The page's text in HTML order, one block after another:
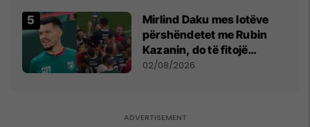
Mirlind Daku mes lotëve
përshëndetet me Rubin
Kazanin, do të fitojë
miliona te Spartak Moska
02/08/2026